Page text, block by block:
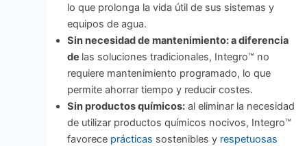
lo que prolonga la vida útil de sus sistemas y
equipos de agua.
Sin necesidad de mantenimiento: a diferencia
de las soluciones tradicionales, Integro™ no
requiere mantenimiento programado, lo que
permite ahorrar tiempo y reducir costes.
Sin productos químicos:al eliminar la necesidad
de utilizar productos químicos nocivos, Integro™
favorece prácticas sostenibles y respetuosas